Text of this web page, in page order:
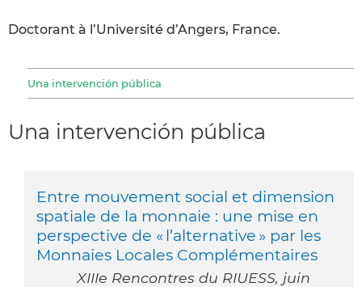
Doctorant à l’Université d’Angers, France.
Una intervención pública
Una intervención pública
Entre mouvement social et dimension
spatiale de la monnaie : une mise en
perspective de « l’alternative » par les
Monnaies Locales Complémentaires
XIIIe Rencontres du RIUESS, juin